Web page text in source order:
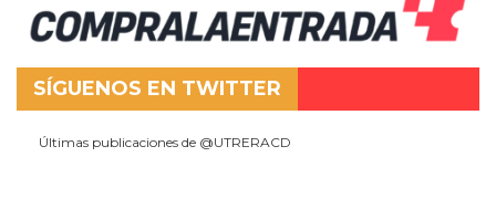
SÍGUENOS EN TWITTER
Últimas publicaciones de @UTRERACD